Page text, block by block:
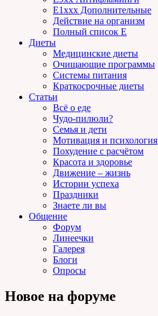
E1xxx Дополнительные
Действие на организм
Полный список E
Диеты
Медицинские диеты
Очищающие программы
Системы питания
Краткосрочные диеты
Статьи
Всё о еде
Чудо-пилюли?
Семья и дети
Мотивация и психология
Похудение с расчётом
Красота и здоровье
Движение – жизнь
Истории успеха
Праздники
Знаете ли вы
Общение
Форум
Линеечки
Галерея
Блоги
Опросы
Новое на форуме